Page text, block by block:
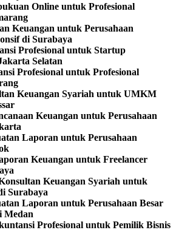
Online untuk Profesional
Keuangan untuk Perusahaan
di Surabaya
Profesional untuk Startup
Selatan
Profesional untuk Profesional
Keuangan Syariah untuk UMKM
Keuangan untuk Perusahaan
Laporan untuk Perusahaan
Keuangan untuk Freelancer
Keuangan Syariah untuk
Surabaya
Laporan untuk Perusahaan Besar
Medan
Profesional untuk Pemilik Bisnis